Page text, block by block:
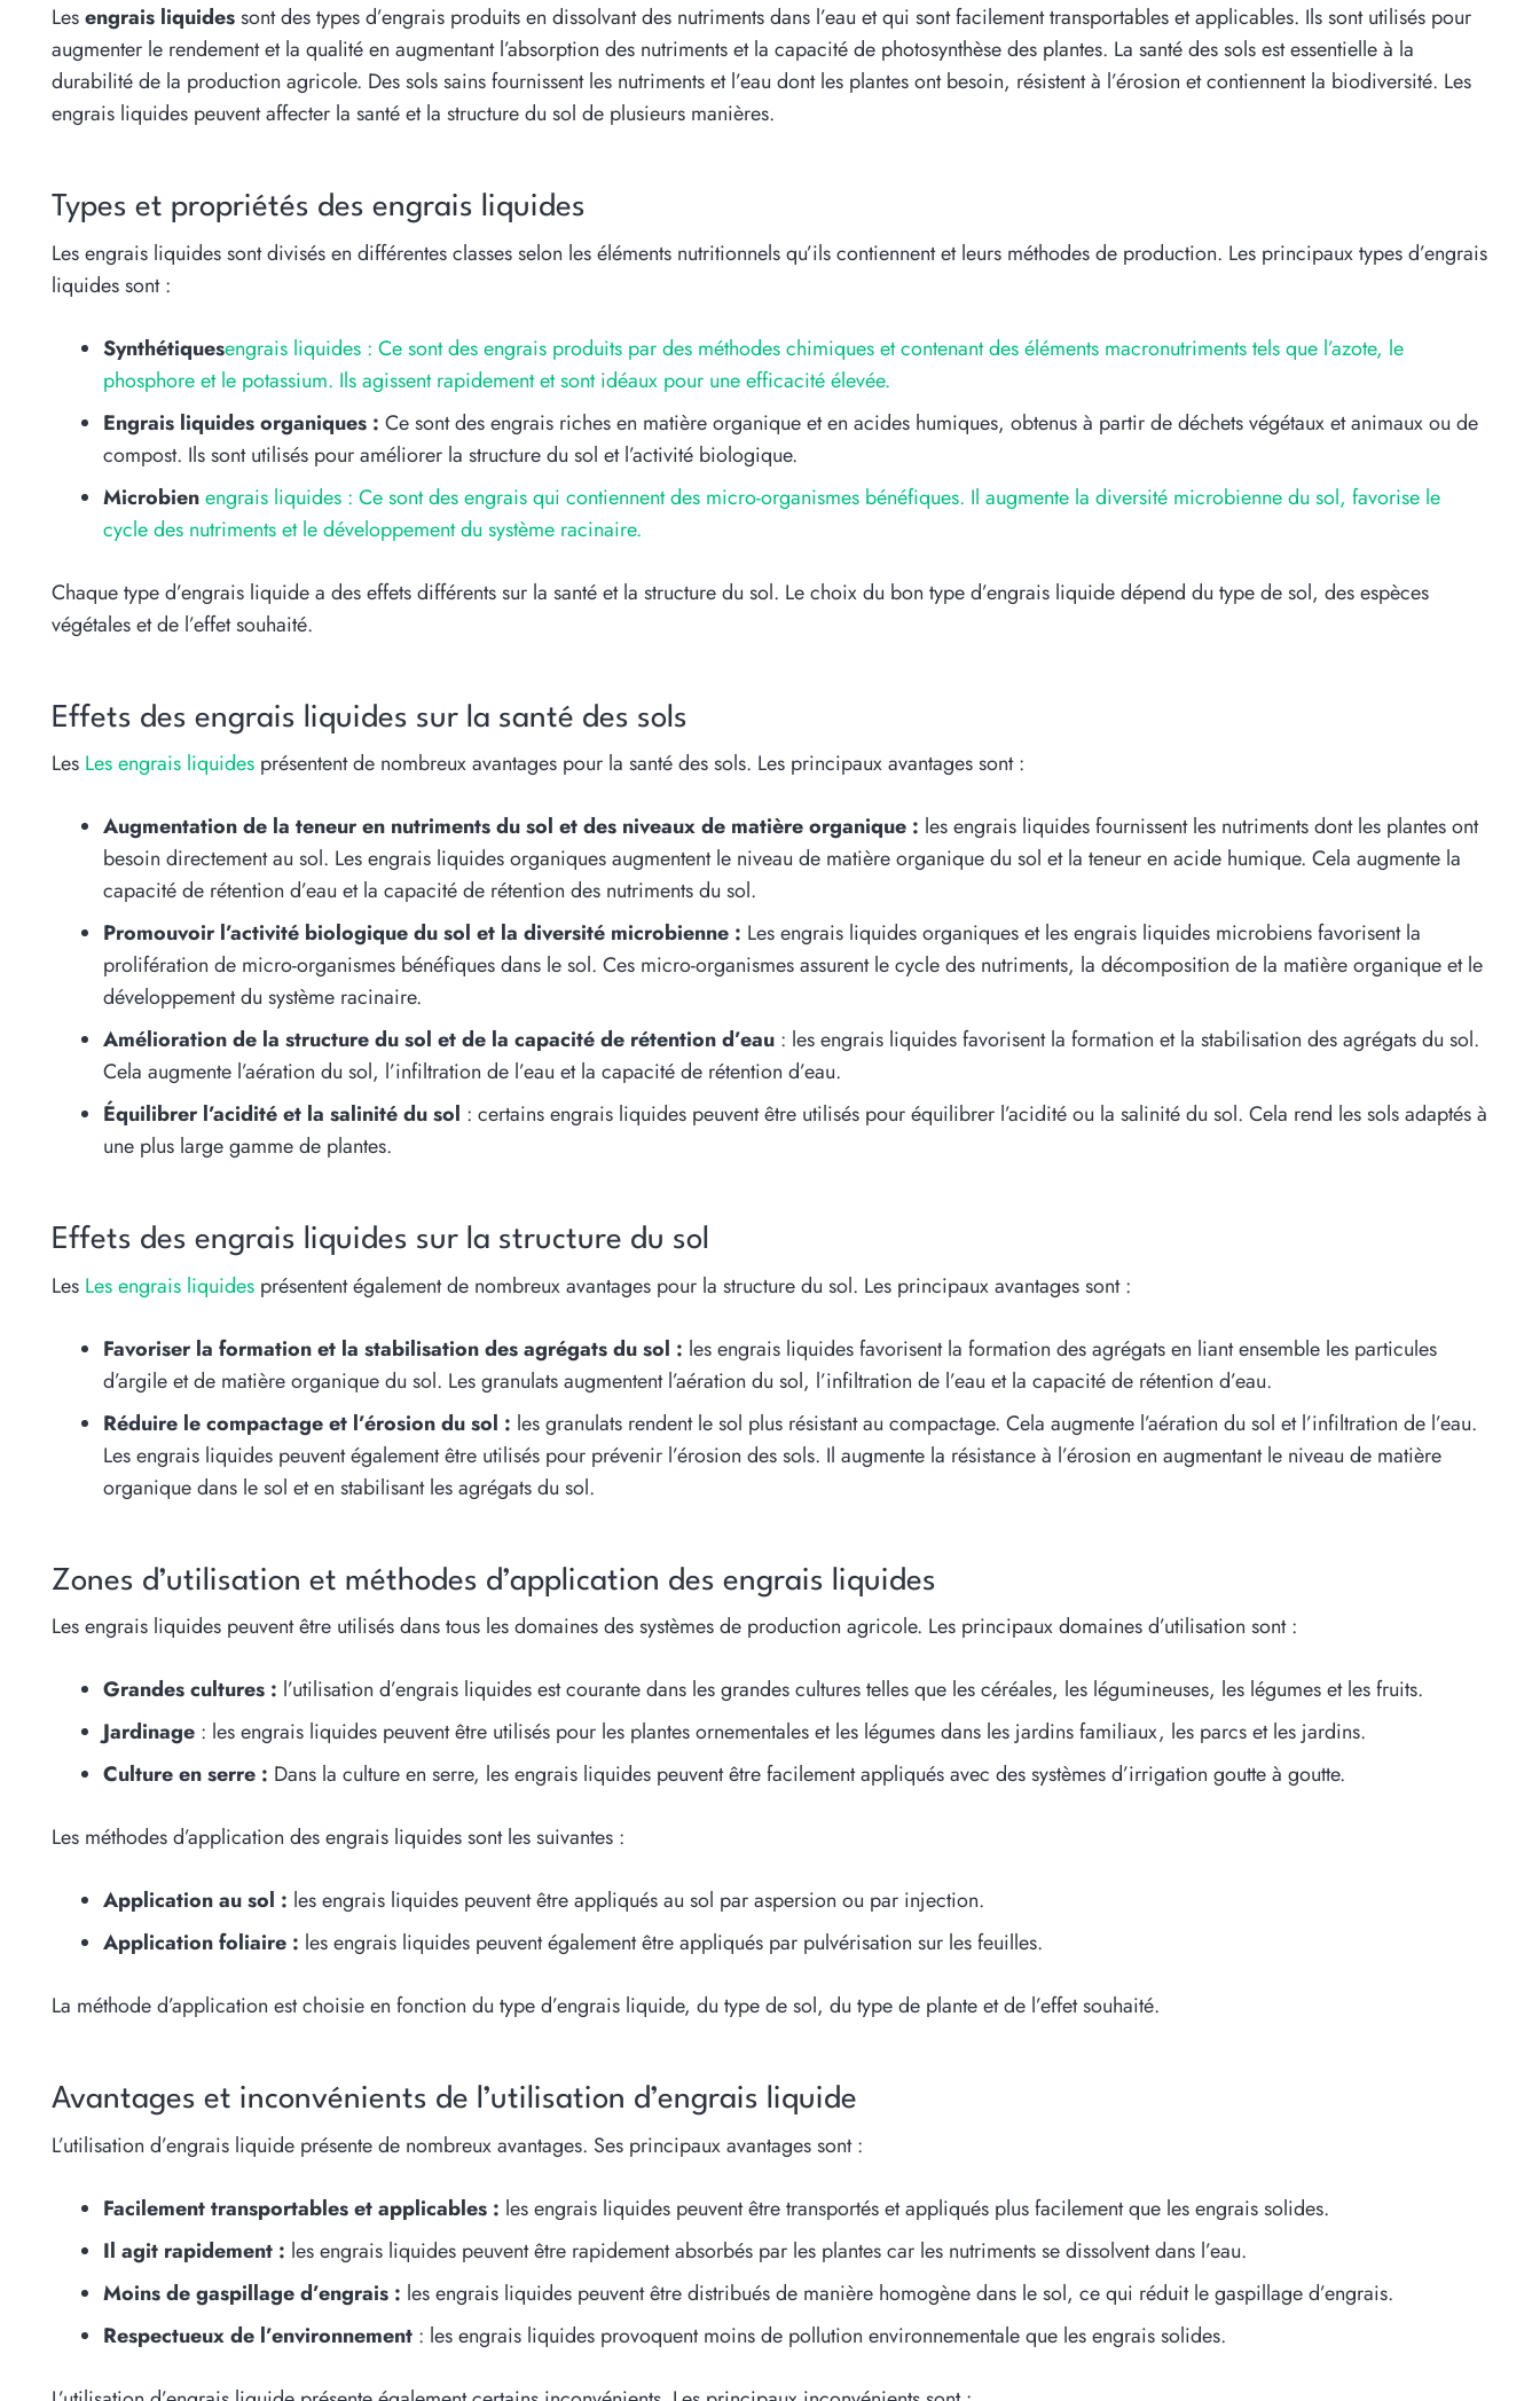
Lesengrais liquidessont des types d’engrais produits en dissolvant des nutriments dans l’eau et qui sont facilement transportables et applicables. Ils sont utilisés pour
augmenter le rendement et la qualité en augmentant l’absorption des nutriments et la capacité de photosynthèse des plantes. La santé des sols est essentielle à la
durabilité de la production agricole. Des sols sains fournissent les nutriments et l’eau dont les plantes ont besoin, résistent à l’érosion et contiennent la biodiversité. Les
engrais liquides peuvent affecter la santé et la structure du sol de plusieurs manières.
Types et propriétés des engrais liquides
Les engrais liquides sont divisés en différentes classes selon les éléments nutritionnels qu’ils contiennent et leurs méthodes de production. Les principaux types d’engrais
liquides sont :
Synthétiquesengrais liquides : Ce sont des engrais produits par des méthodes chimiques et contenant des éléments macronutriments tels que l’azote, le
phosphore et le potassium. Ils agissent rapidement et sont idéaux pour une efficacité élevée.
Engrais liquides organiques : Ce sont des engrais riches en matière organique et en acides humiques, obtenus à partir de déchets végétaux et animaux ou de
compost. Ils sont utilisés pour améliorer la structure du sol et l’activité biologique.
Microbienengrais liquides : Ce sont des engrais qui contiennent des micro-organismes bénéfiques. Il augmente la diversité microbienne du sol, favorise le
cycle des nutriments et le développement du système racinaire.
Chaque type d’engrais liquide a des effets différents sur la santé et la structure du sol. Le choix du bon type d’engrais liquide dépend du type de sol, des espèces
végétales et de l’effet souhaité.
Effets des engrais liquides sur la santé des sols
Les Les engrais liquides présentent de nombreux avantages pour la santé des sols. Les principaux avantages sont :
Augmentation de la teneur en nutriments du sol et des niveaux de matière organique : les engrais liquides fournissent les nutriments dont les plantes ont
besoin directement au sol. Les engrais liquides organiques augmentent le niveau de matière organique du sol et la teneur en acide humique. Cela augmente la
capacité de rétention d’eau et la capacité de rétention des nutriments du sol.
Promouvoir l’activité biologique du sol et la diversité microbienne : Les engrais liquides organiques et les engrais liquides microbiens favorisent la
prolifération de micro-organismes bénéfiques dans le sol. Ces micro-organismes assurent le cycle des nutriments, la décomposition de la matière organique et le
développement du système racinaire.
Amélioration de la structure du sol et de la capacité de rétention d’eau : les engrais liquides favorisent la formation et la stabilisation des agrégats du sol.
Cela augmente l’aération du sol, l’infiltration de l’eau et la capacité de rétention d’eau.
Équilibrer l’acidité et la salinité du sol : certains engrais liquides peuvent être utilisés pour équilibrer l’acidité ou la salinité du sol. Cela rend les sols adaptés à
une plus large gamme de plantes.
Effets des engrais liquides sur la structure du sol
Les Les engrais liquides présentent également de nombreux avantages pour la structure du sol. Les principaux avantages sont :
Favoriser la formation et la stabilisation des agrégats du sol : les engrais liquides favorisent la formation des agrégats en liant ensemble les particules
d’argile et de matière organique du sol. Les granulats augmentent l’aération du sol, l’infiltration de l’eau et la capacité de rétention d’eau.
Réduire le compactage et l’érosion du sol : les granulats rendent le sol plus résistant au compactage. Cela augmente l’aération du sol et l’infiltration de l’eau.
Les engrais liquides peuvent également être utilisés pour prévenir l’érosion des sols. Il augmente la résistance à l’érosion en augmentant le niveau de matière
organique dans le sol et en stabilisant les agrégats du sol.
Zones d’utilisation et méthodes d’application des engrais liquides
Les engrais liquides peuvent être utilisés dans tous les domaines des systèmes de production agricole. Les principaux domaines d’utilisation sont :
Grandes cultures : l’utilisation d’engrais liquides est courante dans les grandes cultures telles que les céréales, les légumineuses, les légumes et les fruits.
Jardinage : les engrais liquides peuvent être utilisés pour les plantes ornementales et les légumes dans les jardins familiaux, les parcs et les jardins.
Culture en serre : Dans la culture en serre, les engrais liquides peuvent être facilement appliqués avec des systèmes d’irrigation goutte à goutte.
Les méthodes d’application des engrais liquides sont les suivantes :
Application au sol : les engrais liquides peuvent être appliqués au sol par aspersion ou par injection.
Application foliaire : les engrais liquides peuvent également être appliqués par pulvérisation sur les feuilles.
La méthode d’application est choisie en fonction du type d’engrais liquide, du type de sol, du type de plante et de l’effet souhaité.
Avantages et inconvénients de l’utilisation d’engrais liquide
L’utilisation d’engrais liquide présente de nombreux avantages. Ses principaux avantages sont :
Facilement transportables et applicables : les engrais liquides peuvent être transportés et appliqués plus facilement que les engrais solides.
Il agit rapidement : les engrais liquides peuvent être rapidement absorbés par les plantes car les nutriments se dissolvent dans l’eau.
Moins de gaspillage d’engrais : les engrais liquides peuvent être distribués de manière homogène dans le sol, ce qui réduit le gaspillage d’engrais.
Respectueux de l’environnement : les engrais liquides provoquent moins de pollution environnementale que les engrais solides.